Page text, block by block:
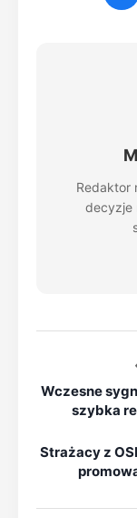
Redaktor
decyzje
Wczesne
szybka
Strażacy z